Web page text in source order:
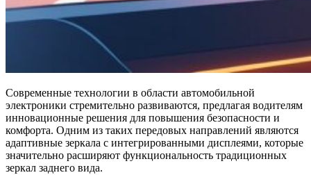
Современные технологии в области автомобильной
электроники стремительно развиваются, предлагая водителям
инновационные решения для повышения безопасности и
комфорта. Одним из таких передовых направлений являются
адаптивные зеркала с интегрированными дисплеями, которые
значительно расширяют функциональность традиционных
зеркал заднего вида.